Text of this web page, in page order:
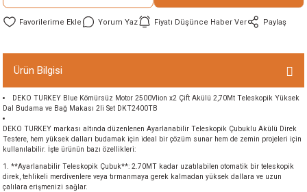
Yorum Yaz Fiyatı Düşünce Haber Ver Paylaş
Ürün Bilgisi
DEKO TURKEY Blue Kömürsüz Motor 2500Vlion x2 Çift Akülü 2,70Mt Teleskopik Yüksek
Dal Budama ve Bağ Makası 2li Set DKT2400TB
DEKO TURKEY markası altında düzenlenen Ayarlanabilir Teleskopik Çubuklu Akülü Direk
Testere, hem yüksek dalları budamak için ideal bir çözüm sunar hem de zemin projeleri için
kullanılabilir. İşte ürünün bazı özellikleri:
1. **Ayarlanabilir Teleskopik Çubuk**: 2.70MT kadar uzatılabilen otomatik bir teleskopik
direk, tehlikeli merdivenlere veya tırmanmaya gerek kalmadan yüksek dallara ve uzun
çalılara erişmenizi sağlar.